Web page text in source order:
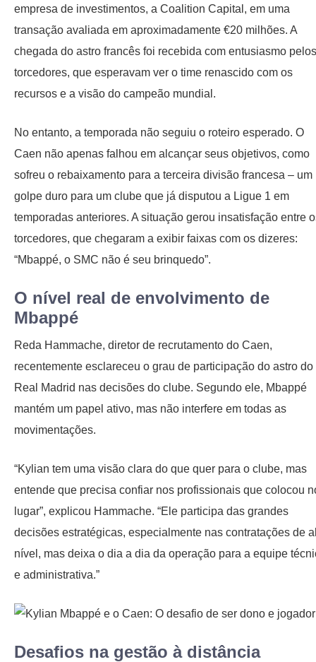
empresa de investimentos, a Coalition Capital, em uma
transação avaliada em aproximadamente €20 milhões. A
chegada do astro francês foi recebida com entusiasmo pelos
torcedores, que esperavam ver o time renascido com os
recursos e a visão do campeão mundial.
No entanto, a temporada não seguiu o roteiro esperado. O
Caen não apenas falhou em alcançar seus objetivos, como
sofreu o rebaixamento para a terceira divisão francesa – um
golpe duro para um clube que já disputou a Ligue 1 em
temporadas anteriores. A situação gerou insatisfação entre
torcedores, que chegaram a exibir faixas com os dizeres:
“Mbappé, o SMC não é seu brinquedo”.
O nível real de envolvimento de
Mbappé
Reda Hammache, diretor de recrutamento do Caen,
recentemente esclareceu o grau de participação do astro do
Real Madrid nas decisões do clube. Segundo ele, Mbappé
mantém um papel ativo, mas não interfere em todas as
movimentações.
“Kylian tem uma visão clara do que quer para o clube, mas
entende que precisa confiar nos profissionais que colocou
lugar”, explicou Hammache. “Ele participa das grandes
decisões estratégicas, especialmente nas contratações de
nível, mas deixa o dia a dia da operação para a equipe
e administrativa.”
Desafios na gestão à distância